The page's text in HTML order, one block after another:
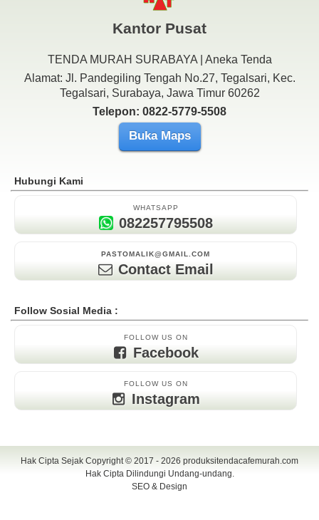
Kantor Pusat
TENDA MURAH SURABAYA | Aneka Tenda
Alamat: Jl. Pandegiling Tengah No.27, Tegalsari, Kec.
Tegalsari, Surabaya, Jawa Timur 60262
Telepon: 0822-5779-5508
Buka Maps
Hubungi Kami
WHATSAPP
082257795508
PASTOMALIK@GMAIL.COM
Contact Email
Follow Sosial Media :
FOLLOW US ON
Facebook
FOLLOW US ON
Instagram
Hak Cipta Sejak Copyright © 2017 - 2026 produksitendacafemurah.com
Hak Cipta Dilindungi Undang-undang.
SEO & Design